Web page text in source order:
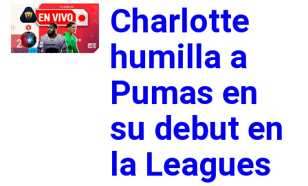
2
Charlotte
humilla a
Pumas en
su debut en
la Leagues